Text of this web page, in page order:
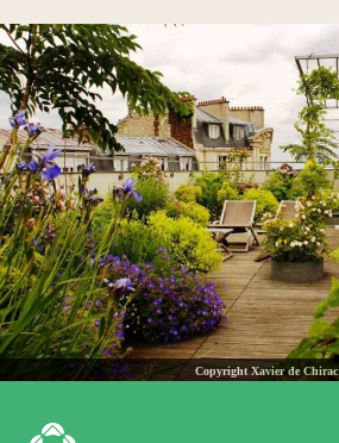
Copyright Xavier de Chirac